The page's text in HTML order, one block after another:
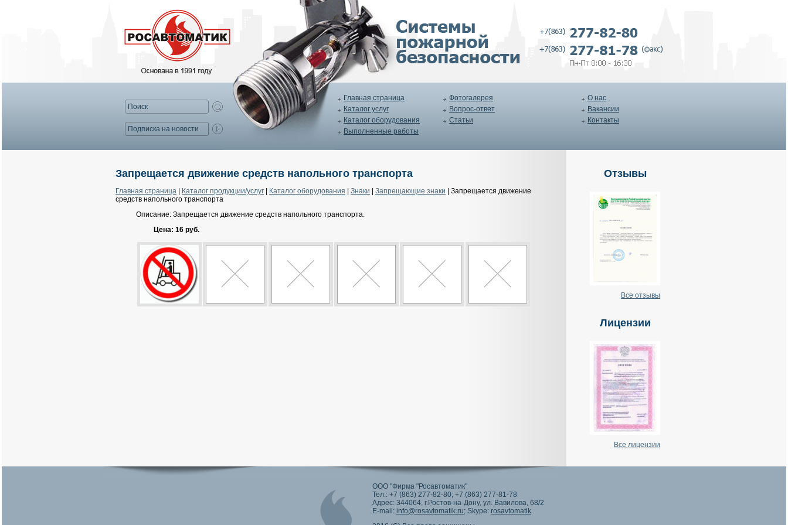
Главная страница
Каталог услуг
Каталог оборудования
Выполненные работы
Фотогалерея
Вопрос-ответ
Статьи
О нас
Вакансии
Контакты
Запрещается движение средств напольного транспорта
Главная страница Каталог продукции/услуг Каталог оборудования Знаки Запрещающие знаки | Запрещается движение
средств напольного транспорта
Описание: Запрещается движение средств напольного транспорта.
Цена: 16 руб.
Отзывы
Все отзывы
Лицензии
Все лицензии
ООО "Фирма "Росавтоматик"
Тел.: +7 (863) 277-82-80; +7 (863) 277-81-78
Адрес: 344064, г.Ростов-на-Дону, ул. Вавилова, 68/2
E-mail: info@rosavtomatik.ru; Skype: rosavtomatik